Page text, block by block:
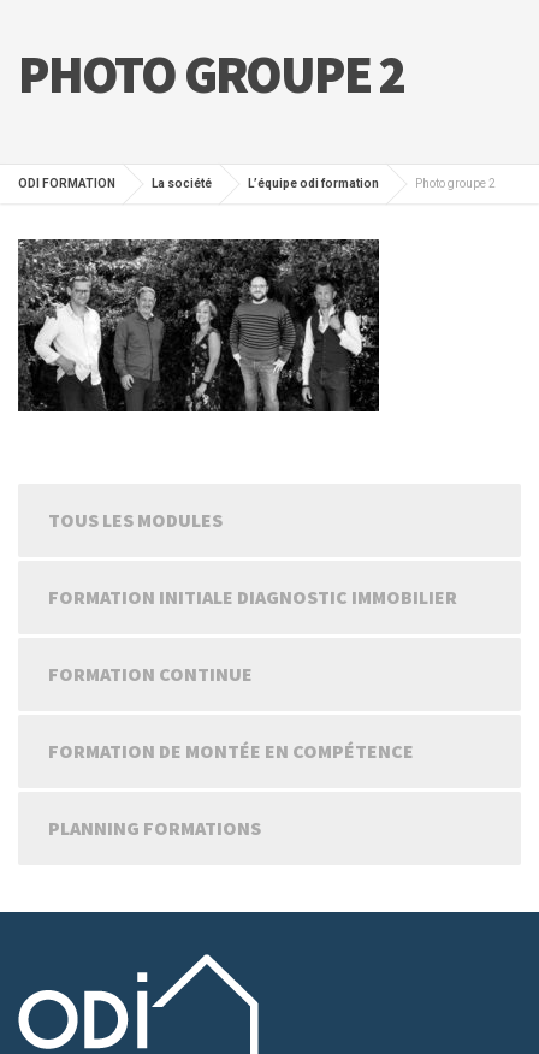
PHOTO GROUPE 2
ODI FORMATION La société L’équipe odi formation Photo groupe 2
TOUS LES MODULES
FORMATION INITIALE DIAGNOSTIC IMMOBILIER
FORMATION CONTINUE
FORMATION DE MONTÉE EN COMPÉTENCE
PLANNING FORMATIONS